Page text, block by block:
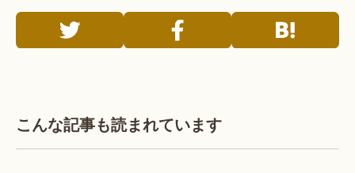
こんな記事も読まれています